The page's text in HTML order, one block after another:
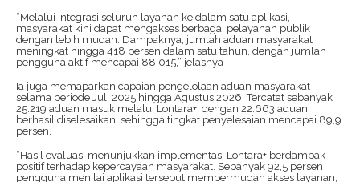
“Melalui integrasi seluruh layanan ke dalam satu aplikasi,
masyarakat kini dapat mengakses berbagai pelayanan publik
dengan lebih mudah. Dampaknya, jumlah aduan masyarakat
meningkat hingga 418 persen dalam satu tahun, dengan jumlah
pengguna aktif mencapai 88.015,” jelasnya
Ia juga memaparkan capaian pengelolaan aduan masyarakat
selama periode Juli 2025 hingga Agustus 2026. Tercatat sebanyak
25.219 aduan masuk melalui Lontara+, dengan 22.663 aduan
berhasil diselesaikan, sehingga tingkat penyelesaian mencapai 89,9
persen.
“Hasil evaluasi menunjukkan implementasi Lontara+ berdampak
positif terhadap kepercayaan masyarakat. Sebanyak 92,5 persen
pengguna menilai aplikasi tersebut mempermudah akses layanan,